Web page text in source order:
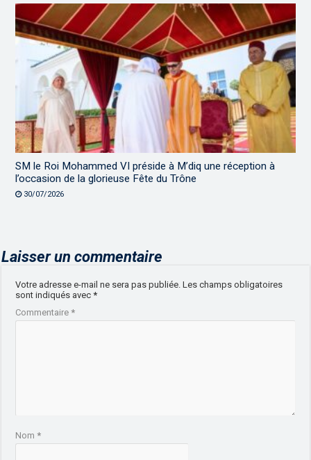
SM le Roi Mohammed VI préside à M’diq une réception à
l’occasion de la glorieuse Fête du Trône
30/07/2026
Laisser un commentaire
Votre adresse e-mail ne sera pas publiée. Les champs obligatoires
sont indiqués avec*
Commentaire*
Nom*